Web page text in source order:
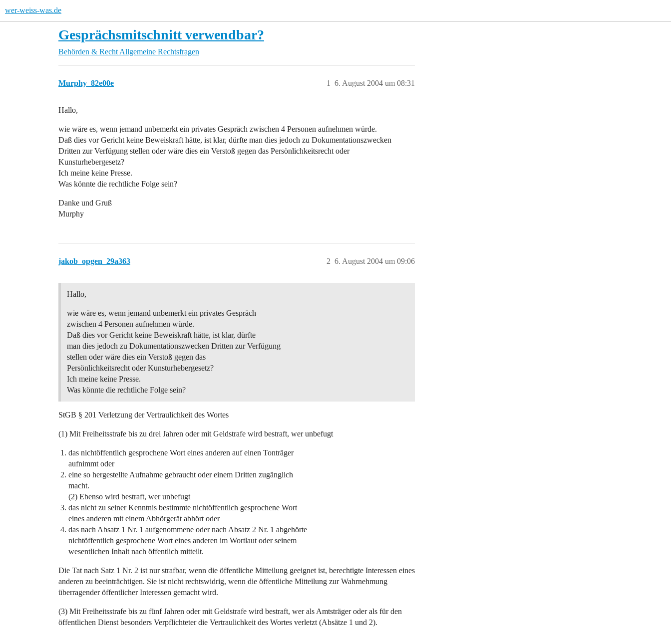
wer-weiss-was.de
Gesprächsmitschnitt verwendbar?
Behörden & Recht Allgemeine Rechtsfragen
Murphy_82e00e 6. August 2004 um 08:31
1
Hallo,
wie wäre es, wenn jemand unbemerkt ein privates Gespräch zwischen 4 Personen aufnehmen würde.
Daß dies vor Gericht keine Beweiskraft hätte, ist klar, dürfte man dies jedoch zu Dokumentationszwecken
Dritten zur Verfügung stellen oder wäre dies ein Verstoß gegen das Persönlichkeitsrecht oder
Kunsturhebergesetz?
Ich meine keine Presse.
Was könnte die rechtliche Folge sein?
Danke und Gruß
Murphy
jakob_opgen_29a363 6. August 2004 um 09:06
2
Hallo,
wie wäre es, wenn jemand unbemerkt ein privates Gespräch
zwischen 4 Personen aufnehmen würde.
Daß dies vor Gericht keine Beweiskraft hätte, ist klar, dürfte
man dies jedoch zu Dokumentationszwecken Dritten zur Verfügung
stellen oder wäre dies ein Verstoß gegen das
Persönlichkeitsrecht oder Kunsturhebergesetz?
Ich meine keine Presse.
Was könnte die rechtliche Folge sein?
StGB § 201 Verletzung der Vertraulichkeit des Wortes
(1) Mit Freiheitsstrafe bis zu drei Jahren oder mit Geldstrafe wird bestraft, wer unbefugt
das nichtöffentlich gesprochene Wort eines anderen auf einen Tonträger
aufnimmt oder
eine so hergestellte Aufnahme gebraucht oder einem Dritten zugänglich
macht.
(2) Ebenso wird bestraft, wer unbefugt
das nicht zu seiner Kenntnis bestimmte nichtöffentlich gesprochene Wort
eines anderen mit einem Abhörgerät abhört oder
das nach Absatz 1 Nr. 1 aufgenommene oder nach Absatz 2 Nr. 1 abgehörte
nichtöffentlich gesprochene Wort eines anderen im Wortlaut oder seinem
wesentlichen Inhalt nach öffentlich mitteilt.
Die Tat nach Satz 1 Nr. 2 ist nur strafbar, wenn die öffentliche Mitteilung geeignet ist, berechtigte Interessen eines
anderen zu beeinträchtigen. Sie ist nicht rechtswidrig, wenn die öffentliche Mitteilung zur Wahrnehmung
überragender öffentlicher Interessen gemacht wird.
(3) Mit Freiheitsstrafe bis zu fünf Jahren oder mit Geldstrafe wird bestraft, wer als Amtsträger oder als für den
öffentlichen Dienst besonders Verpflichteter die Vertraulichkeit des Wortes verletzt (Absätze 1 und 2).